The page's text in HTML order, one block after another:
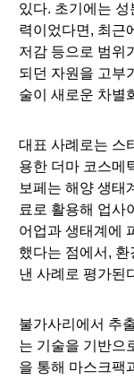
있다. 초기에는
력이었다면, 최근
저감 등으로 범위
되던 자원을 고부
술이 새로운 차별
대표 사례로는 스
용한 더마 코스메
보페는 해양 생태
료로 활용해 업사
어업과 생태계에
했다는 점에서,
낸 사례로 평가된
불가사리에서 추
는 기술을 기반으
을 통해 마스크팩